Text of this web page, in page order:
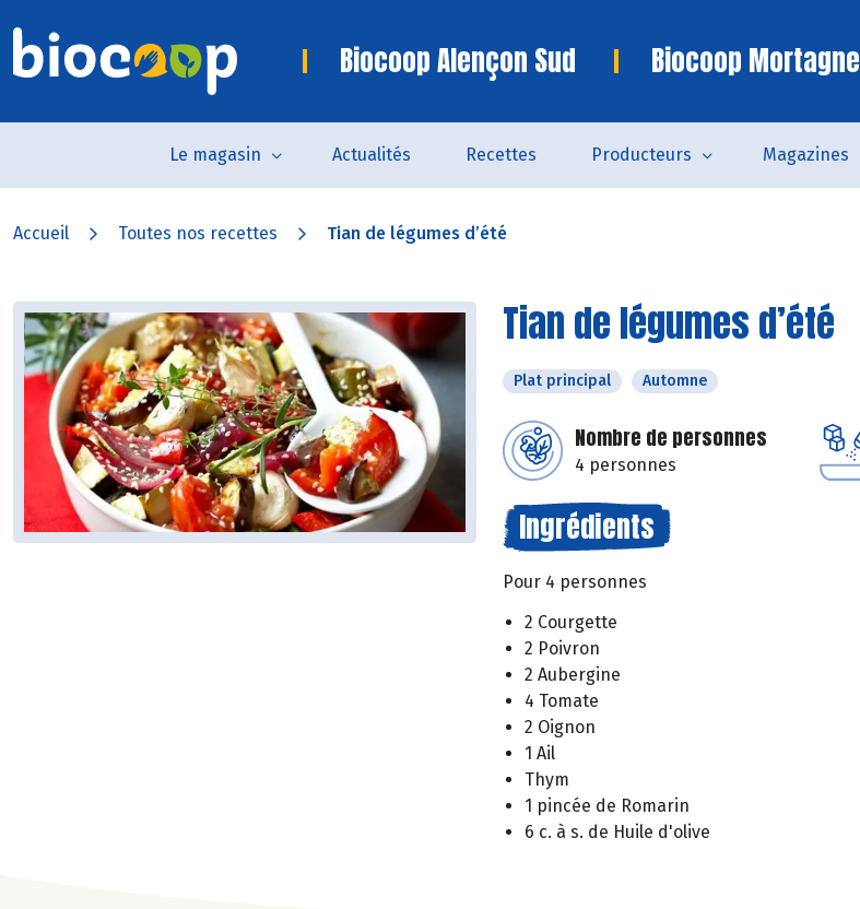
Biocoop Alençon Sud Biocoop Mortagne
Le magasin Actualités Recettes Producteurs Magazines
Accueil Toutes nos recettes Tian de légumes d’été
Tian de légumes d’été
Plat principal Automne
Nombre de personnes
4 personnes
Ingrédients
Pour 4 personnes
2 Courgette
2 Poivron
2 Aubergine
4 Tomate
2 Oignon
1 Ail
Thym
1 pincée de Romarin
6 c. à s. de Huile d'olive